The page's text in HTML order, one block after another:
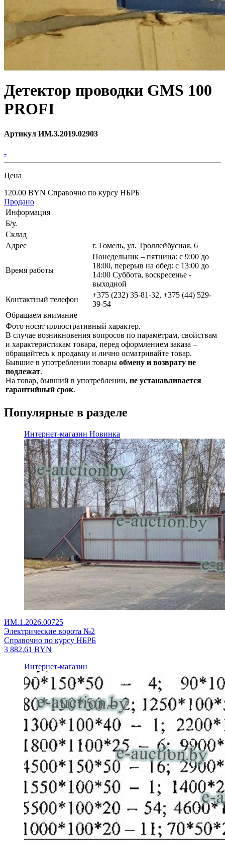
Детектор проводки GMS 100
PROFI
Артикул ИМ.3.2019.02903
-
Цена
120.00 BYN Справочно по курсу НБРБ
Продано
Информация
Б/у.
Склад
Адрес
г. Гомель, ул. Троллейбусная, 6
Время работы
Понедельник – пятница: с 9:00 до
18:00, перерыв на обед: с 13:00 до
14:00 Суббота, воскресенье -
выходной
Контактный телефон
+375 (232) 35-81-32, +375 (44) 529-
39-54
Обращаем внимание
Фото носят иллюстративный характер.
В случае возникновения вопросов по параметрам, свойствам
и характеристикам товара, перед оформлением заказа –
обращайтесь к продавцу и лично осматривайте товар.
Бывшие в употреблении товары обмену и возврату не
подлежат.
На товар, бывший в употреблении, не устанавливается
гарантийный срок.
Популярные в разделе
Интернет-магазин Новинка
ИМ.1.2026.00725
Электрические ворота №2
Справочно по курсу НБРБ
3 882,61 BYN
Интернет-магазин